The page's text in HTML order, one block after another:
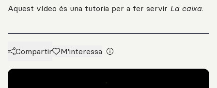
Aquest vídeo és una tutoria per a fer servir La caixa.
Compartir M'interessa